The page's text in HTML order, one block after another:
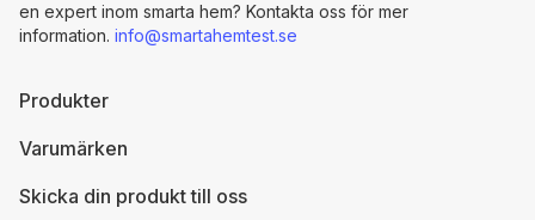
Produkter
Varumärken
Skicka din produkt till oss
en expert inom smarta hem? Kontakta oss för mer
information. info@smartahemtest.se